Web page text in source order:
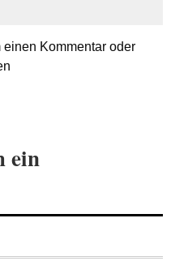
Kommentar oder
ein